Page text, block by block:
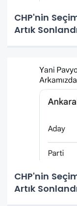
CHP'nin
Artık
CHP'nin
Artık